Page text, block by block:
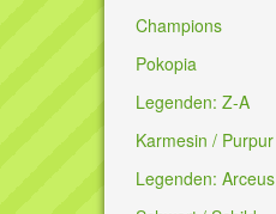
Champions
Pokopia
Legenden: Z-A
Karmesin / Purpur
Legenden: Arceus